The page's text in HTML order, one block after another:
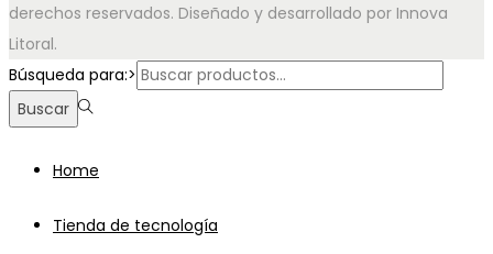
derechos reservados. Diseñado y desarrollado por Innova
Litoral.
Búsqueda para:>
Buscar
Home
Tienda de tecnología